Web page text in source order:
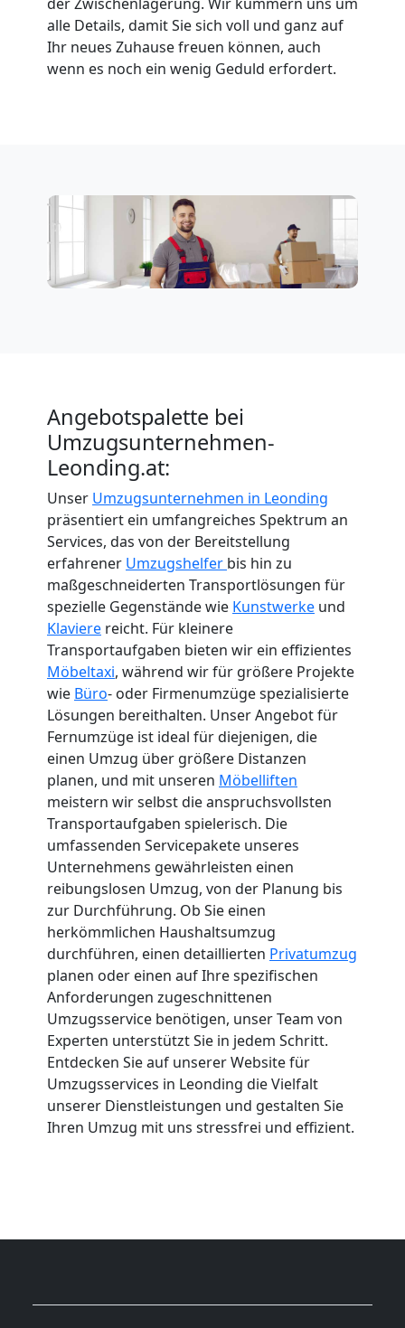
alle Details, damit Sie sich voll und ganz auf
Ihr neues Zuhause freuen können, auch
wenn es noch ein wenig Geduld erfordert.
Angebotspalette bei
Umzugsunternehmen-
Leonding.at:
Unser Umzugsunternehmen in Leonding
präsentiert ein umfangreiches Spektrum an
Services, das von der Bereitstellung
erfahrener Umzugshelfer bis hin zu
maßgeschneiderten Transportlösungen für
spezielle Gegenstände wie Kunstwerke und
Klaviere reicht. Für kleinere
Transportaufgaben bieten wir ein effizientes
Möbeltaxi, während wir für größere Projekte
wie Büro- oder Firmenumzüge spezialisierte
Lösungen bereithalten. Unser Angebot für
Fernumzüge ist ideal für diejenigen, die
einen Umzug über größere Distanzen
planen, und mit unseren Möbelliften
meistern wir selbst die anspruchsvollsten
Transportaufgaben spielerisch. Die
umfassenden Servicepakete unseres
Unternehmens gewährleisten einen
reibungslosen Umzug, von der Planung bis
zur Durchführung. Ob Sie einen
herkömmlichen Haushaltsumzug
durchführen, einen detaillierten Privatumzug
planen oder einen auf Ihre spezifischen
Anforderungen zugeschnittenen
Umzugsservice benötigen, unser Team von
Experten unterstützt Sie in jedem Schritt.
Entdecken Sie auf unserer Website für
Umzugsservices in Leonding die Vielfalt
unserer Dienstleistungen und gestalten Sie
Ihren Umzug mit uns stressfrei und effizient.